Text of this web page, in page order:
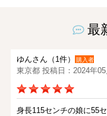
最
ゆんさん（1件） 購入者
東京都 投稿日：2024年05
身長115センチの娘に55